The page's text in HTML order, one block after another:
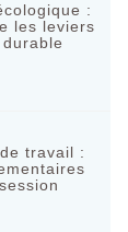
:
les leviers
travail :